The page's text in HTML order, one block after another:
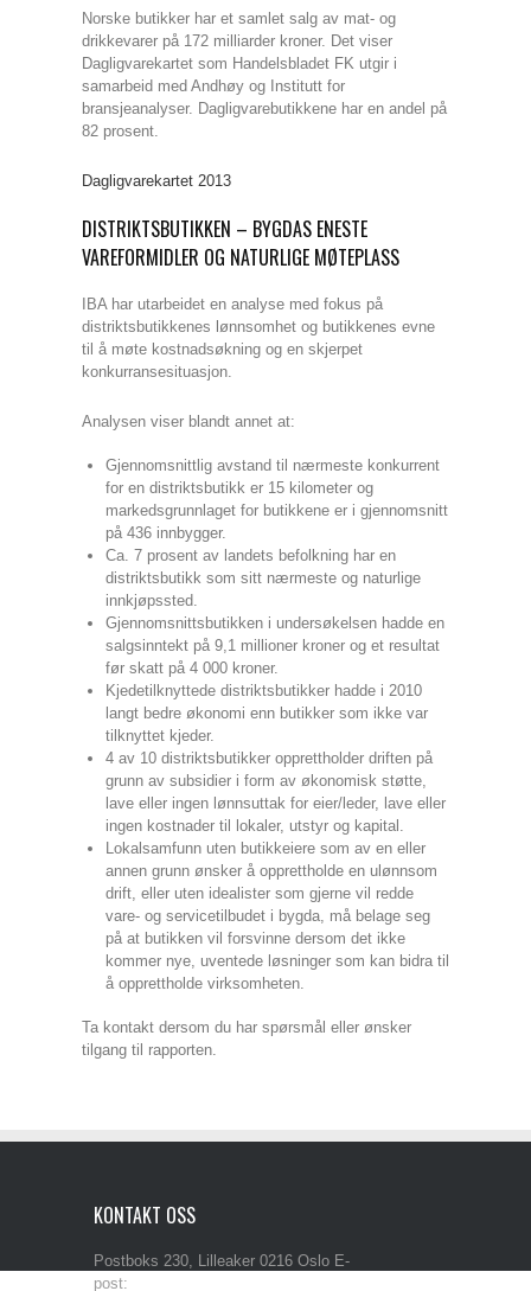
Norske butikker har et samlet salg av mat- og
drikkevarer på 172 milliarder kroner. Det viser
Dagligvarekartet som Handelsbladet FK utgir i
samarbeid med Andhøy og Institutt for
bransjeanalyser. Dagligvarebutikkene har en andel på
82 prosent.
Dagligvarekartet 2013
DISTRIKTSBUTIKKEN – BYGDAS ENESTE
VAREFORMIDLER OG NATURLIGE MØTEPLASS
IBA har utarbeidet en analyse med fokus på
distriktsbutikkenes lønnsomhet og butikkenes evne
til å møte kostnadsøkning og en skjerpet
konkurransesituasjon.
Analysen viser blandt annet at:
Gjennomsnittlig avstand til nærmeste konkurrent
for en distriktsbutikk er 15 kilometer og
markedsgrunnlaget for butikkene er i gjennomsnitt
på 436 innbygger.
Ca. 7 prosent av landets befolkning har en
distriktsbutikk som sitt nærmeste og naturlige
innkjøpssted.
Gjennomsnittsbutikken i undersøkelsen hadde en
salgsinntekt på 9,1 millioner kroner og et resultat
før skatt på 4 000 kroner.
Kjedetilknyttede distriktsbutikker hadde i 2010
langt bedre økonomi enn butikker som ikke var
tilknyttet kjeder.
4 av 10 distriktsbutikker opprettholder driften på
grunn av subsidier i form av økonomisk støtte,
lave eller ingen lønnsuttak for eier/leder, lave eller
ingen kostnader til lokaler, utstyr og kapital.
Lokalsamfunn uten butikkeiere som av en eller
annen grunn ønsker å opprettholde en ulønnsom
drift, eller uten idealister som gjerne vil redde
vare- og servicetilbudet i bygda, må belage seg
på at butikken vil forsvinne dersom det ikke
kommer nye, uventede løsninger som kan bidra til
å opprettholde virksomheten.
Ta kontakt dersom du har spørsmål eller ønsker
tilgang til rapporten.
KONTAKT OSS
Postboks 230, Lilleaker 0216 Oslo E-
post: